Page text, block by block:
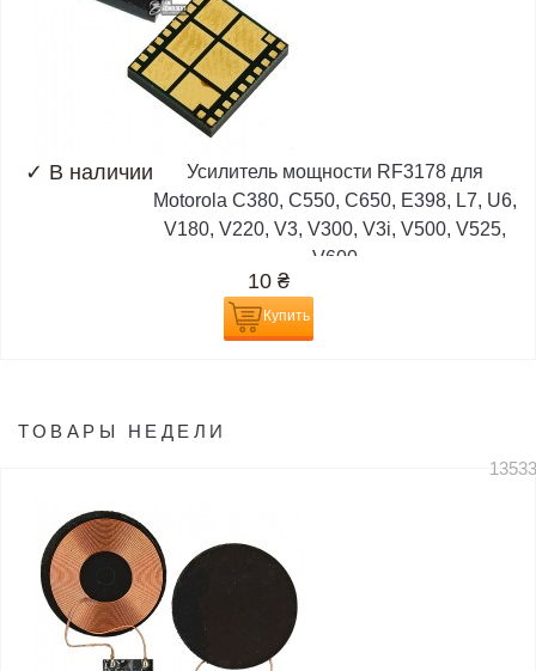
✓ В наличии
Усилитель мощности RF3178 для
Motorola C380, C550, C650, E398, L7, U6,
V180, V220, V3, V300, V3i, V500, V525,
V600
10 ₴
Купить
ТОВАРЫ НЕДЕЛИ